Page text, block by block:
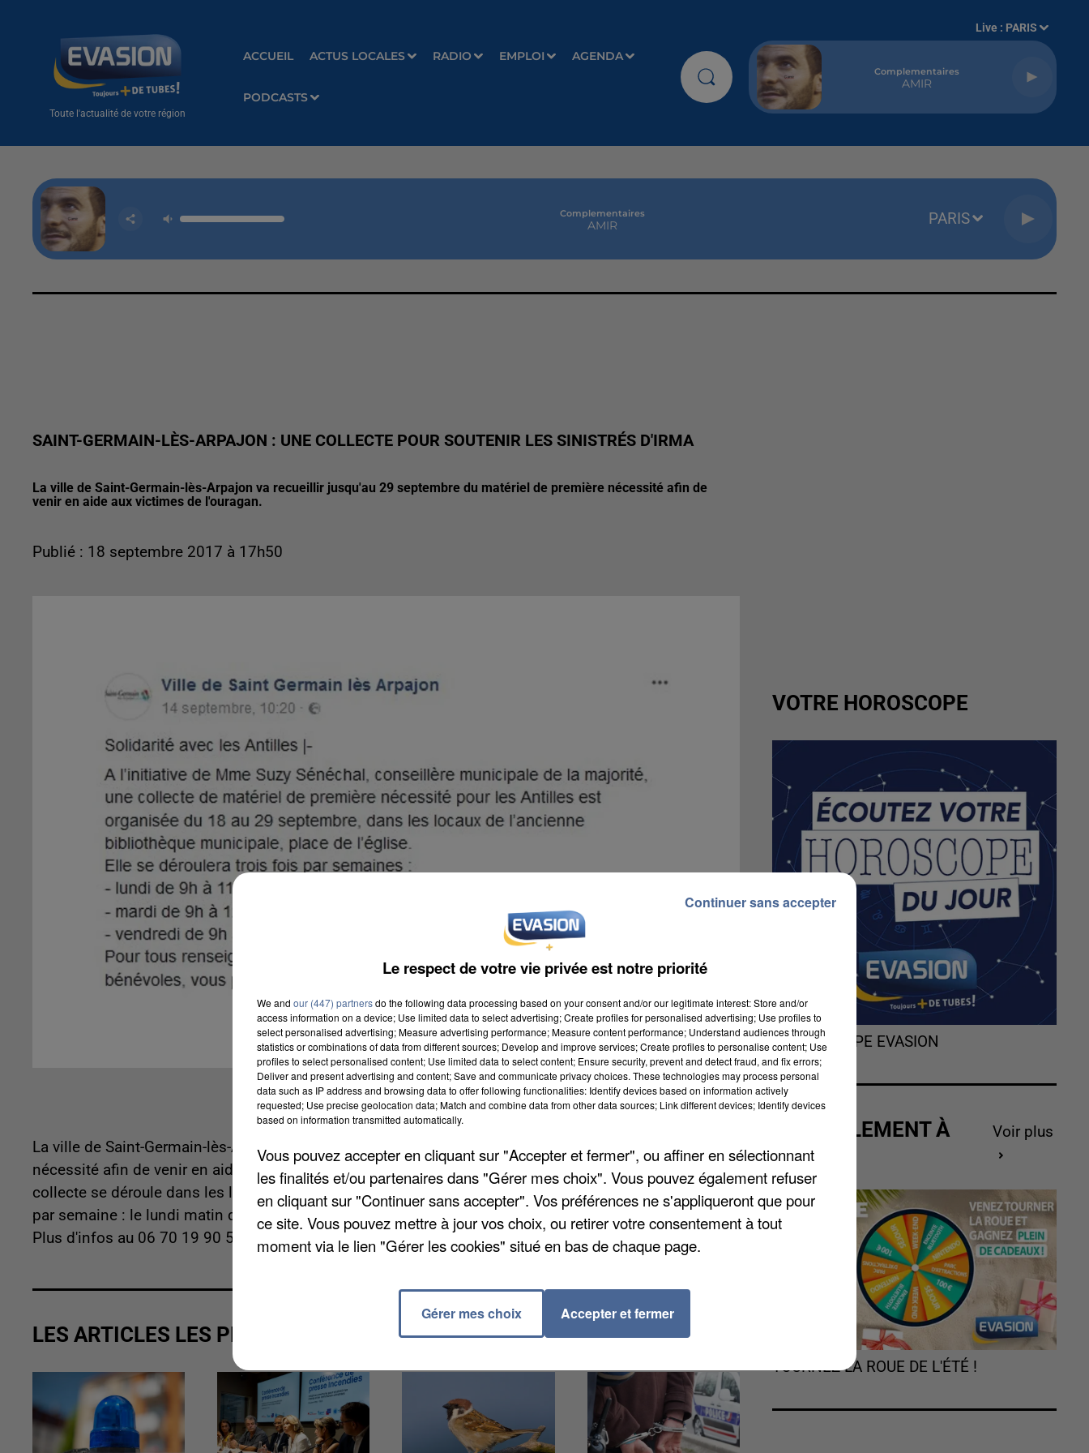
Toute l'actualité de votre région
ACCUEIL ACTUS LOCALES RADIO EMPLOI AGENDA
PODCASTS
Live : PARIS
Complementaires
AMIR
Complementaires
AMIR PARIS
SAINT-GERMAIN-LÈS-ARPAJON : UNE COLLECTE POUR SOUTENIR LES SINISTRÉS D'IRMA
La ville de Saint-Germain-lès-Arpajon va recueillir jusqu'au 29 septembre du matériel de première nécessité afin de
venir en aide aux victimes de l'ouragan.
Publié : 18 septembre 2017 à 17h50
La ville de Saint-Germain-lès-Arpajon va recueillir jusqu'au 29 septembre du matériel de première
nécessité afin de venir en aide aux victimes de l'ouragan qui a dévasté les Antilles Françaises. La
collecte se déroule dans les locaux de l'ancienne bibliothèque municipale, place de l'Eglise, trois fois
par semaine : le lundi matin de 9h à 11h, le mardi de 9h à 12h et le vendredi de 9h à 12h également.
Plus d'infos au 06 70 19 90 54.
LES ARTICLES LES PLUS VUS
VOTRE HOROSCOPE
L'HOROSCOPE EVASION
ACTUELLEMENT À
GAGNER
Voir plus
TOURNEZ LA ROUE DE L'ÉTÉ !
Le respect de votre vie privée est notre priorité
We and our (447) partnersdo the following data processing based on your consent and/or our legitimate interest: Store and/or
access information on a device; Use limited data to select advertising; Create profiles for personalised advertising; Use profiles to
select personalised advertising; Measure advertising performance; Measure content performance; Understand audiences through
statistics or combinations of data from different sources; Develop and improve services; Create profiles to personalise content; Use
profiles to select personalised content; Use limited data to select content; Ensure security, prevent and detect fraud, and fix errors;
Deliver and present advertising and content; Save and communicate privacy choices. These technologies may process personal
data such as IP address and browsing data to offer following functionalities: Identify devices based on information actively
requested; Use precise geolocation data; Match and combine data from other data sources; Link different devices; Identify devices
based on information transmitted automatically.
Vous pouvez accepter en cliquant sur "Accepter et fermer", ou affiner en sélectionnant
les finalités et/ou partenaires dans "Gérer mes choix". Vous pouvez également refuser
en cliquant sur "Continuer sans accepter". Vos préférences ne s'appliqueront que pour
ce site. Vous pouvez mettre à jour vos choix, ou retirer votre consentement à tout
moment via le lien "Gérer les cookies" situé en bas de chaque page.
Gérer mes choix Accepter et fermer
Continuer sans accepter